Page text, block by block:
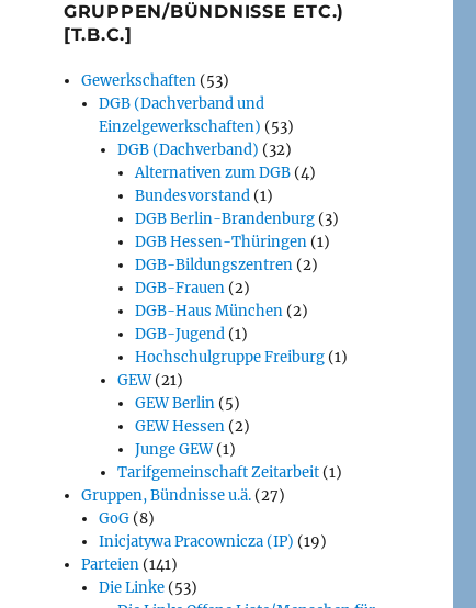
GRUPPEN/BÜNDNISSE ETC.)
[T.B.C.]
Gewerkschaften (53)
DGB (Dachverband und
Einzelgewerkschaften) (53)
DGB (Dachverband) (32)
Alternativen zum DGB(4)
Bundesvorstand(1)
DGB Berlin-Brandenburg(3)
DGB Hessen-Thüringen(1)
DGB-Bildungszentren(2)
DGB-Frauen(2)
DGB-Haus München(2)
DGB-Jugend(1)
Hochschulgruppe Freiburg(1)
GEW(21)
GEW Berlin(5)
GEW Hessen(2)
Junge GEW(1)
Tarifgemeinschaft Zeitarbeit(1)
Gruppen, Bündnisse u.ä. (27)
GoG (8)
Inicjatywa Pracownicza (IP) (19)
Parteien (141)
Die Linke (53)